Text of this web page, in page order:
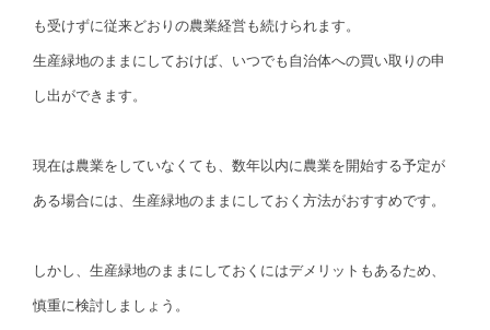
も受けずに従来どおりの農業経営も続けられます。
生産緑地のままにしておけば、いつでも自治体への買い取りの申
し出ができます。
現在は農業をしていなくても、数年以内に農業を開始する予定が
ある場合には、生産緑地のままにしておく方法がおすすめです。
しかし、生産緑地のままにしておくにはデメリットもあるため、
慎重に検討しましょう。